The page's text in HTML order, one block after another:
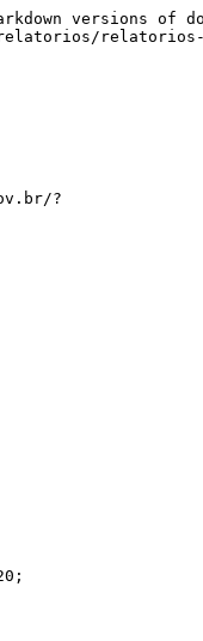
versions of
relatorios/
?